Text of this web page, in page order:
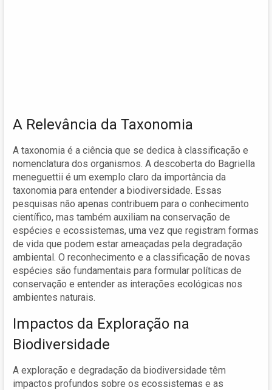
A Relevância da Taxonomia
A taxonomia é a ciência que se dedica à classificação e
nomenclatura dos organismos. A descoberta do Bagriella
meneguettii é um exemplo claro da importância da
taxonomia para entender a biodiversidade. Essas
pesquisas não apenas contribuem para o conhecimento
científico, mas também auxiliam na conservação de
espécies e ecossistemas, uma vez que registram formas
de vida que podem estar ameaçadas pela degradação
ambiental. O reconhecimento e a classificação de novas
espécies são fundamentais para formular políticas de
conservação e entender as interações ecológicas nos
ambientes naturais.
Impactos da Exploração na
Biodiversidade
A exploração e degradação da biodiversidade têm
impactos profundos sobre os ecossistemas e as